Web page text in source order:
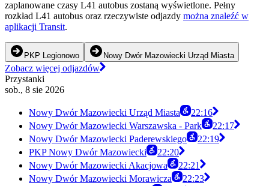
zaplanowane czasy L41 autobus zostaną wyświetlone. Pełny
rozkład L41 autobus oraz rzeczywiste odjazdy można znaleźć w
aplikacji Transit.
PKP Legionowo Nowy Dwór Mazowiecki Urząd Miasta
Zobacz więcej odjazdów
Przystanki
sob., 8 sie 2026
Nowy Dwór Mazowiecki Urząd Miasta
22:16
Nowy Dwór Mazowiecki Warszawska - Park
22:17
Nowy Dwór Mazowiecki Paderewskiego
22:19
PKP Nowy Dwór Mazowiecki
22:20
Nowy Dwór Mazowiecki Akacjowa
22:21
Nowy Dwór Mazowiecki Morawicza
22:23